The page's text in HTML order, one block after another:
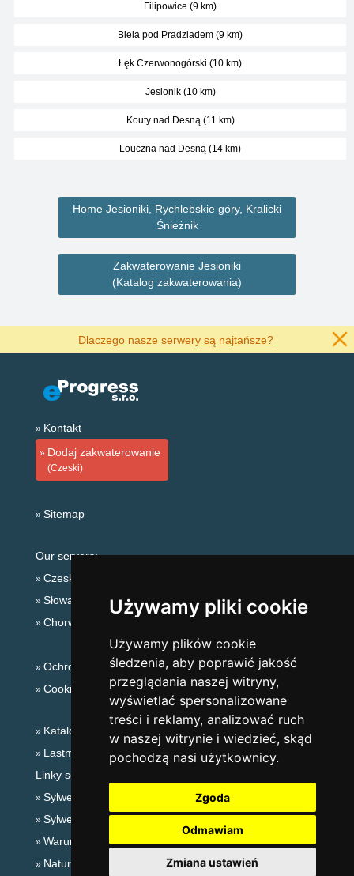
Używamy pliki cookie
Używamy plików cookie
śledzenia, aby poprawić jakość
przeglądania naszej witryny,
wyświetlać spersonalizowane
treści i reklamy, analizować ruch
w naszej witrynie i wiedzieć, skąd
pochodzą nasi użytkownicy.
Zgoda
Odmawiam
Zmiana ustawień
Filipowice (9 km)
Biela pod Pradziadem (9 km)
Łęk Czerwonogórski (10 km)
Jesionik (10 km)
Kouty nad Desną (11 km)
Louczna nad Desną (14 km)
Home Jesioniki, Rychlebskie góry, Kralicki
Śnieżnik
Zakwaterowanie Jesioniki
(Katalog zakwaterowania)
Dlaczego nasze serwery są najtańsze?
Kontakt
Dodaj zakwaterowanie
(Czeski)
Sitemap
Our servers:
Czeskie Góry
Słowackie góry
Chorwacja
Ochrona prywatności
Cookies
Katalog zakwaterowania
Lastminute Jesioniki
Linky sezonowe:
Sylwester Jesioniki
Sylwester w górach 2025/26
Warunki narciarskie
Naturalne kąpieliska